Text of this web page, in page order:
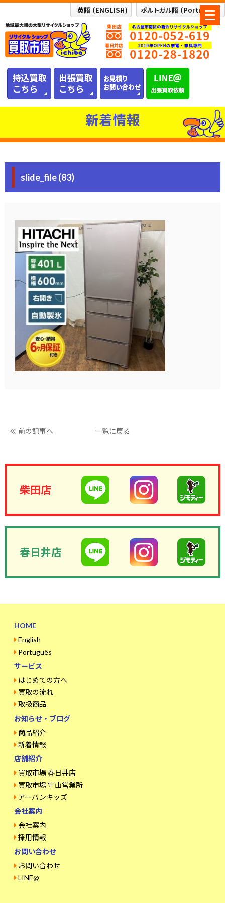
メ
ニ
ュ
ー
新着情報
slide_file (83)
≪ 前の記事へ 一覧に戻る
柴田店
春日井店
HOME
English
Português
サービス
はじめての方へ
買取の流れ
取扱商品
お知らせ・ブログ
商品紹介
新着情報
店舗紹介
買取市場 春日井店
買取市場 守山営業所
アーバンキッズ
会社案内
会社案内
採用情報
お問い合わせ
お問い合わせ
LINE@